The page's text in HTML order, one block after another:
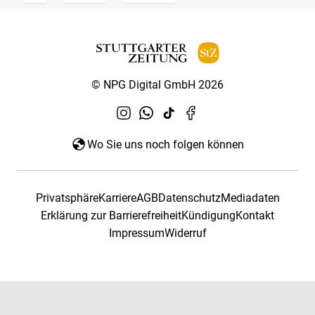
© NPG Digital GmbH 2026
Wo Sie uns noch folgen können
PrivatsphäreKarriereAGBDatenschutzMediadaten
Erklärung zur BarrierefreiheitKündigungKontakt
ImpressumWiderruf